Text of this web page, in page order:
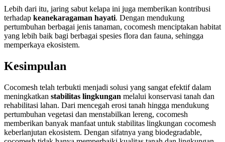
Lebih dari itu, jaring sabut kelapa ini juga memberikan kontribusi
terhadap keanekaragaman hayati. Dengan mendukung
pertumbuhan berbagai jenis tanaman, cocomesh menciptakan habitat
yang lebih baik bagi berbagai spesies flora dan fauna, sehingga
memperkaya ekosistem.
Kesimpulan
Cocomesh telah terbukti menjadi solusi yang sangat efektif dalam
meningkatkan stabilitas lingkungan melalui konservasi tanah dan
rehabilitasi lahan. Dari mencegah erosi tanah hingga mendukung
pertumbuhan vegetasi dan menstabilkan lereng, cocomesh
memberikan banyak manfaat untuk stabilitas lingkungan cocomesh
keberlanjutan ekosistem. Dengan sifatnya yang biodegradable,